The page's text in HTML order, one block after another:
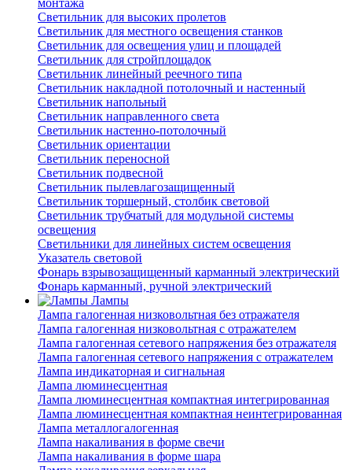
монтажа
Светильник для высоких пролетов
Светильник для местного освещения станков
Светильник для освещения улиц и площадей
Светильник для стройплощадок
Светильник линейный реечного типа
Светильник накладной потолочный и настенный
Светильник напольный
Светильник направленного света
Светильник настенно-потолочный
Светильник ориентации
Светильник переносной
Светильник подвесной
Светильник пылевлагозащищенный
Светильник торшерный, столбик световой
Светильник трубчатый для модульной системы
освещения
Светильники для линейных систем освещения
Указатель световой
Фонарь взрывозащищенный карманный электрический
Фонарь карманный, ручной электрический
Лампы
Лампа галогенная низковольтная без отражателя
Лампа галогенная низковольтная с отражателем
Лампа галогенная сетевого напряжения без отражателя
Лампа галогенная сетевого напряжения с отражателем
Лампа индикаторная и сигнальная
Лампа люминесцентная
Лампа люминесцентная компактная интегрированная
Лампа люминесцентная компактная неинтегрированная
Лампа металлогалогенная
Лампа накаливания в форме свечи
Лампа накаливания в форме шара